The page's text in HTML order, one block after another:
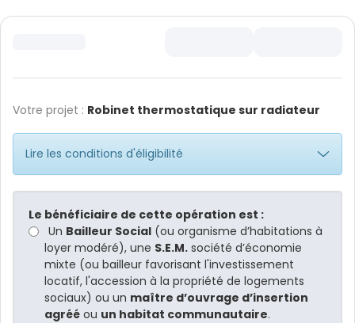
Votre projet : Robinet thermostatique sur radiateur
Lire les conditions d'éligibilité
Le bénéficiaire de cette opération est :
Un Bailleur Social (ou organisme d’habitations à
loyer modéré), une S.E.M. société d’économie
mixte (ou bailleur favorisant l'investissement
locatif, l'accession à la propriété de logements
sociaux) ou un maître d’ouvrage d’insertion
agréé ou un habitat communautaire.